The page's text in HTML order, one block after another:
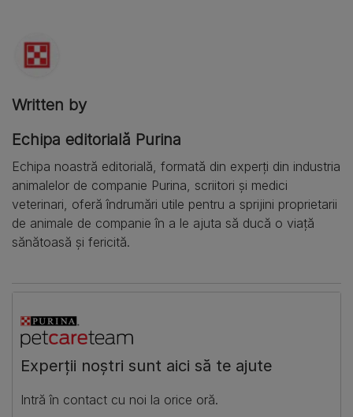
Written by
Echipa editorială Purina
Echipa noastră editorială, formată din experți din industria
animalelor de companie Purina, scriitori și medici
veterinari, oferă îndrumări utile pentru a sprijini proprietarii
de animale de companie în a le ajuta să ducă o viață
sănătoasă și fericită.
​Experții noștri sunt aici să te ajute
​Intră în contact cu noi la orice oră.